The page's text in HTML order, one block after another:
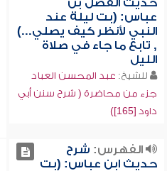
حديث الفضل بن
عباس: (بت ليلة عند
النبي لأنظر كيف يصلي...)
, تابع ما جاء في صلاة
الليل
للشيخ: عبد المحسن العباد
جزء من محاضرة ( شرح سنن أبي
داود [165])
الفهرس: شرح
حديث ابن عباس: (بت